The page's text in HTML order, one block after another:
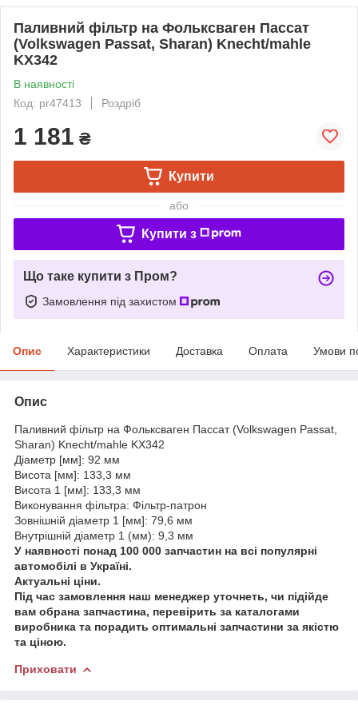
Паливний фільтр на Фольксваген Пассат
(Volkswagen Passat, Sharan) Knecht/mahle
KX342
В наявності
Код: pr47413
Роздріб
1 181 ₴
Купити
або
Купити з
Що таке купити з Пром?
Замовлення під захистом
Опис Характеристики Доставка Оплата Умови
Опис
Паливний фільтр на Фольксваген Пассат (Volkswagen Passat,
Sharan) Knecht/mahle KX342
Діаметр [мм]: 92 мм
Висота [мм]: 133,3 мм
Висота 1 [мм]: 133,3 мм
Виконування фільтра: Фільтр-патрон
Зовнішній діаметр 1 [мм]: 79,6 мм
Внутрішній діаметр 1 (мм): 9,3 мм
У наявності понад 100 000 запчастин на всі популярні
автомобілі в Україні.
Актуальні ціни.
Під час замовлення наш менеджер уточнеть, чи підійде
вам обрана запчастина, перевірить за каталогами
виробника та порадить оптимальні запчастини за якістю
та ціною.
Приховати